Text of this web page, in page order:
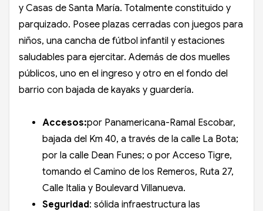
y Casas de Santa María. Totalmente constituido y
parquizado. Posee plazas cerradas con juegos para
niños, una cancha de fútbol infantil y estaciones
saludables para ejercitar. Además de dos muelles
públicos, uno en el ingreso y otro en el fondo del
barrio con bajada de kayaks y guardería.
Accesos:por Panamericana-Ramal Escobar,
bajada del Km 40, a través de la calle La Bota;
por la calle Dean Funes; o por Acceso Tigre,
tomando el Camino de los Remeros, Ruta 27,
Calle Italia y Boulevard Villanueva.
Seguridad: sólida infraestructura las